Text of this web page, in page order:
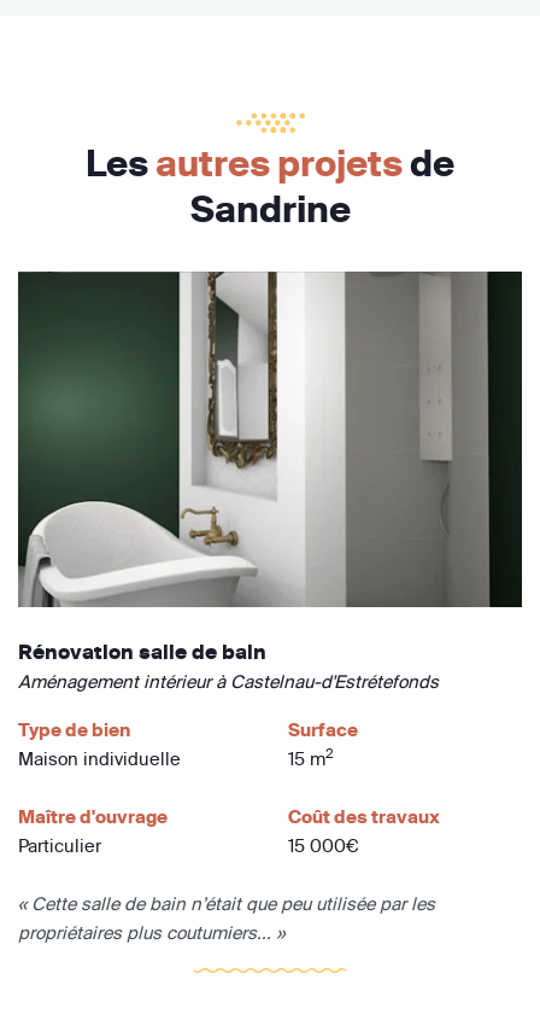
Lesautres projetsde
Sandrine
Rénovation salle de bain
Aménagement intérieur à Castelnau-d'Estrétefonds
Type de bien
Maison individuelle
Surface
15 m2
Maître d'ouvrage
Particulier
Coût des travaux
15 000€
« Cette salle de bain n’était que peu utilisée par les
propriétaires plus coutumiers... »